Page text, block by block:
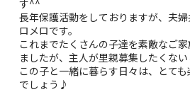
す^^
長年保護活動をしておりますが、夫
ロメロです。
これまでたくさんの子達を素敵なご
ましたが、主人が里親募集したくな
この子と一緒に暮らす日々は、とて
でしょう♪